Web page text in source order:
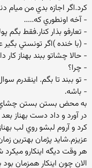
كرد.اگر اجازه بدي من ميام
- آخه اونطوري كه.....
- تعارفو بذار كنار.فقط بگم
- (با خنده )اگر تونستي بگير
- حالا چشاتو ببند بهناز كار
- چرا؟
- تو ببند تا بگم. اينقدرم
- باشه.
در آورد و داد دست بهناز
كرد و آروم لبشو روي لب
عزيزم.شايد پژمان بهترين
هر وقت ديگه اينكارو ميكرد